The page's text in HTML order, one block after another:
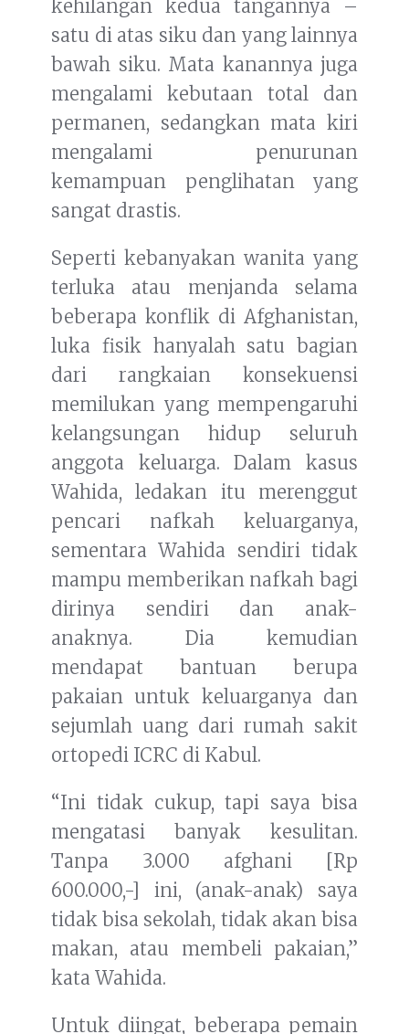
kehilangan kedua tangannya –
satu di atas siku dan yang lainnya
bawah siku. Mata kanannya juga
mengalami kebutaan total dan
permanen, sedangkan mata kiri
mengalami penurunan
kemampuan penglihatan yang
sangat drastis.
Seperti kebanyakan wanita yang
terluka atau menjanda selama
beberapa konflik di Afghanistan,
luka fisik hanyalah satu bagian
dari rangkaian konsekuensi
memilukan yang mempengaruhi
kelangsungan hidup seluruh
anggota keluarga. Dalam kasus
Wahida, ledakan itu merenggut
pencari nafkah keluarganya,
sementara Wahida sendiri tidak
mampu memberikan nafkah bagi
dirinya sendiri dan anak-
anaknya. Dia kemudian
mendapat bantuan berupa
pakaian untuk keluarganya dan
sejumlah uang dari rumah sakit
ortopedi ICRC di Kabul.
“Ini tidak cukup, tapi saya bisa
mengatasi banyak kesulitan.
Tanpa 3.000 afghani [Rp
600.000,-] ini, (anak-anak) saya
tidak bisa sekolah, tidak akan bisa
makan, atau membeli pakaian,”
kata Wahida.
Untuk diingat, beberapa pemain